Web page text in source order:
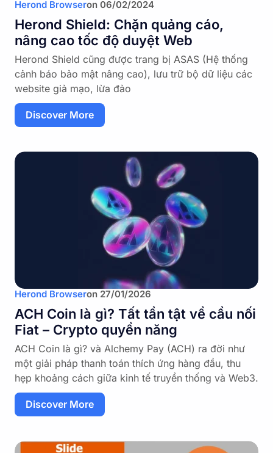
Herond Browseron 06/02/2024
Herond Shield: Chặn quảng cáo,
nâng cao tốc độ duyệt Web
Herond Shield cũng được trang bị ASAS (Hệ thống
cảnh báo bảo mật nâng cao), lưu trữ bộ dữ liệu các
website giả mạo, lừa đảo
Discover More
Herond Browseron 27/01/2026
ACH Coin là gì? Tất tần tật về cầu nối
Fiat – Crypto quyền năng
ACH Coin là gì? và Alchemy Pay (ACH) ra đời như
một giải pháp thanh toán thích ứng hàng đầu, thu
hẹp khoảng cách giữa kinh tế truyền thống và Web3.
Discover More